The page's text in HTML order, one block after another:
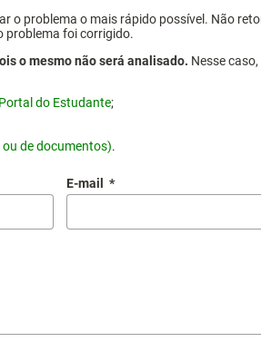
o problema o mais rápido possível. Não
problema foi corrigido.
o mesmo não será analisado. Nesse
do Estudante;
ou de documentos).
E-mail *